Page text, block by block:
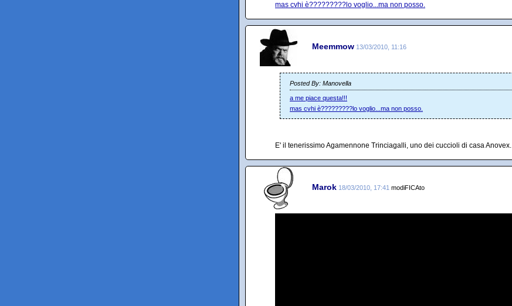
mas cvhi è?????????lo voglio...ma non posso.
Meemmow 13/03/2010, 11:16
Posted By: Manovella
a me piace questa!!!
mas cvhi è?????????lo voglio...ma non posso.
E' il tenerissimo Agamennone Trinciagalli, uno dei cuccioli di casa Anovex.
Marok 18/03/2010, 17:41 modiFICAto